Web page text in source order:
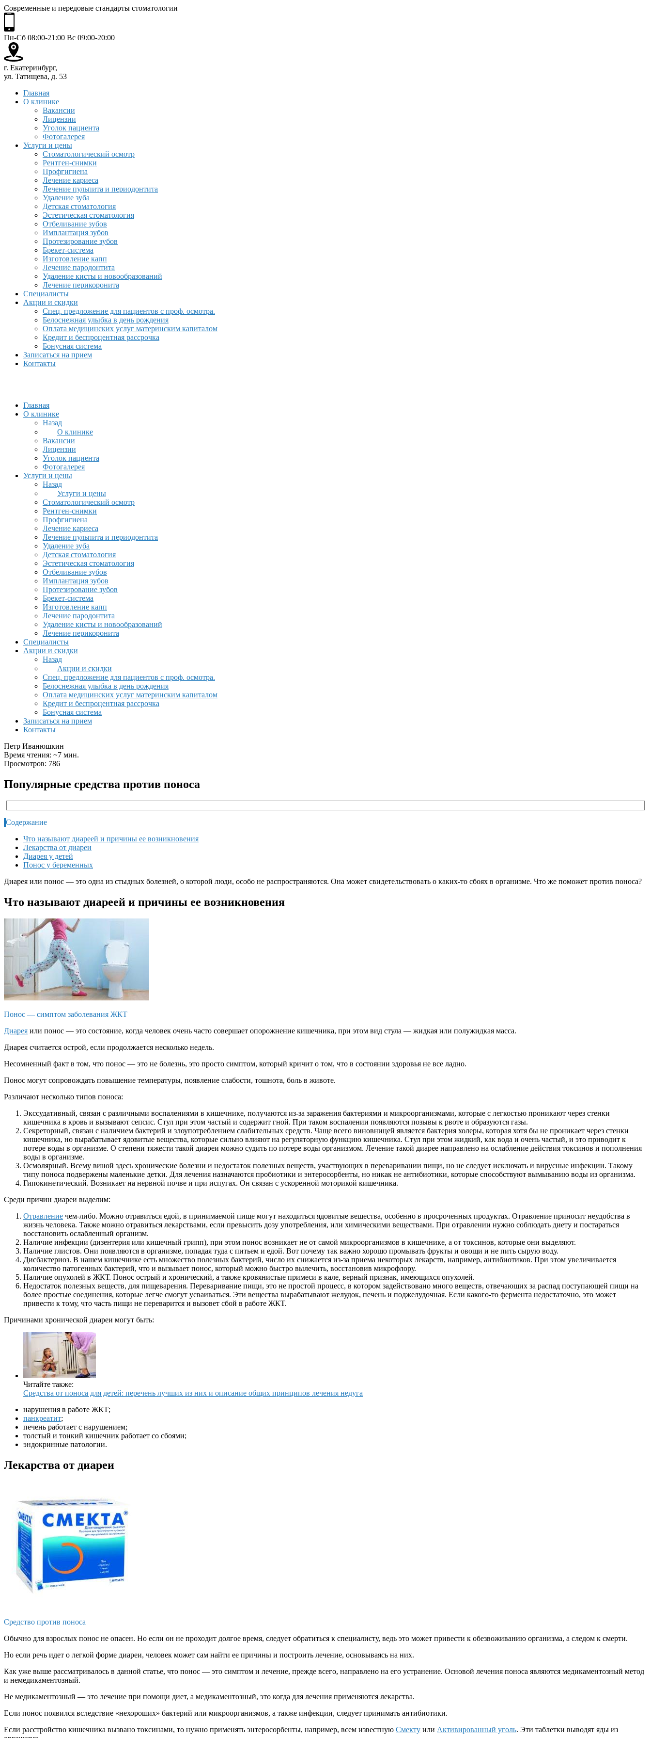
Современные и передовые стандарты стоматологии
Пн-Сб 08:00-21:00 Вс 09:00-20:00
г. Екатеринбург,
ул. Татищева, д. 53
Главная
О клинике
Вакансии
Лицензии
Уголок пациента
Фотогалерея
Услуги и цены
Стоматологический осмотр
Рентген-снимки
Профгигиена
Лечение кариеса
Лечение пульпита и периодонтита
Удаление зуба
Детская стоматология
Эстетическая стоматология
Отбеливание зубов
Имплантация зубов
Протезирование зубов
Брекет-система
Изготовление капп
Лечение пародонтита
Удаление кисты и новообразований
Лечение перикоронита
Специалисты
Акции и скидки
Спец. предложение для пациентов с проф. осмотра.
Белоснежная улыбка в день рождения
Оплата медицинских услуг материнским капиталом
Кредит и беспроцентная рассрочка
Бонусная система
Записаться на прием
Контакты
Главная
О клинике
Назад
О клинике
Вакансии
Лицензии
Уголок пациента
Фотогалерея
Услуги и цены
Назад
Услуги и цены
Стоматологический осмотр
Рентген-снимки
Профгигиена
Лечение кариеса
Лечение пульпита и периодонтита
Удаление зуба
Детская стоматология
Эстетическая стоматология
Отбеливание зубов
Имплантация зубов
Протезирование зубов
Брекет-система
Изготовление капп
Лечение пародонтита
Удаление кисты и новообразований
Лечение перикоронита
Специалисты
Акции и скидки
Назад
Акции и скидки
Спец. предложение для пациентов с проф. осмотра.
Белоснежная улыбка в день рождения
Оплата медицинских услуг материнским капиталом
Кредит и беспроцентная рассрочка
Бонусная система
Записаться на прием
Контакты
Петр Иванюшкин
Время чтения: ~7 мин.
Просмотров: 786
Популярные средства против поноса
Содержание
Что называют диареей и причины ее возникновения
Лекарства от диареи
Диарея у детей
Понос у беременных
Диарея или понос — это одна из стыдных болезней, о которой люди, особо не распространяются. Она может свидетельствовать о каких-то сбоях в организме. Что же поможет против поноса?
Что называют диареей и причины ее возникновения
Понос — симптом заболевания ЖКТ
Диарея или понос — это состояние, когда человек очень часто совершает опорожнение кишечника, при этом вид стула — жидкая или полужидкая масса.
Диарея считается острой, если продолжается несколько недель.
Несомненный факт в том, что понос — это не болезнь, это просто симптом, который кричит о том, что в состоянии здоровья не все ладно.
Понос могут сопровождать повышение температуры, появление слабости, тошнота, боль в животе.
Различают несколько типов поноса:
Экссудативный, связан с различными воспалениями в кишечнике, получаются из-за заражения бактериями и микроорганизмами, которые с легкостью проникают через стенки
кишечника в кровь и вызывают сепсис. Стул при этом частый и содержит гной. При таком воспалении появляются позывы к рвоте и образуются газы.
Секреторный, связан с наличием бактерий и злоупотреблением слабительных средств. Чаще всего виновницей является бактерия холеры, которая хотя бы не проникает через стенки
кишечника, но вырабатывает ядовитые вещества, которые сильно влияют на регуляторную функцию кишечника. Стул при этом жидкий, как вода и очень частый, и это приводит к
потере воды в организме. О степени тяжести такой диареи можно судить по потере воды организмом. Лечение такой диарее направлено на ослабление действия токсинов и пополнения
воды в организме.
Осмолярный. Всему виной здесь хронические болезни и недостаток полезных веществ, участвующих в переваривании пищи, но не следует исключать и вирусные инфекции. Такому
типу поноса подвержены маленькие детки. Для лечения назначаются пробиотики и энтеросорбенты, но никак не антибиотики, которые способствуют вымыванию воды из организма.
Гипокинетический. Возникает на нервной почве и при испугах. Он связан с ускоренной моторикой кишечника.
Среди причин диареи выделим:
Отравление чем-либо. Можно отравиться едой, в принимаемой пище могут находиться ядовитые вещества, особенно в просроченных продуктах. Отравление приносит неудобства в
жизнь человека. Также можно отравиться лекарствами, если превысить дозу употребления, или химическими веществами. При отравлении нужно соблюдать диету и постараться
восстановить ослабленный организм.
Наличие инфекции (дизентерия или кишечный грипп), при этом понос возникает не от самой микроорганизмов в кишечнике, а от токсинов, которые они выделяют.
Наличие глистов. Они появляются в организме, попадая туда с питьем и едой. Вот почему так важно хорошо промывать фрукты и овощи и не пить сырую воду.
Дисбактериоз. В нашем кишечнике есть множество полезных бактерий, число их снижается из-за приема некоторых лекарств, например, антибиотиков. При этом увеличивается
количество патогенных бактерий, что и вызывает понос, который можно быстро вылечить, восстановив микрофлору.
Наличие опухолей в ЖКТ. Понос острый и хронический, а также кровянистые примеси в кале, верный признак, имеющихся опухолей.
Недостаток полезных веществ, для пищеварения. Переваривание пищи, это не простой процесс, в котором задействовано много веществ, отвечающих за распад поступающей пищи на
более простые соединения, которые легче смогут усваиваться. Эти вещества вырабатывают желудок, печень и поджелудочная. Если какого-то фермента недостаточно, это может
привести к тому, что часть пищи не переварится и вызовет сбой в работе ЖКТ.
Причинами хронической диареи могут быть:
Читайте также:
Средства от поноса для детей: перечень лучших из них и описание общих принципов лечения недуга
нарушения в работе ЖКТ;
панкреатит;
печень работает с нарушением;
толстый и тонкий кишечник работает со сбоями;
эндокринные патологии.
Лекарства от диареи
Средство против поноса
Обычно для взрослых понос не опасен. Но если он не проходит долгое время, следует обратиться к специалисту, ведь это может привести к обезвоживанию организма, а следом к смерти.
Но если речь идет о легкой форме диареи, человек может сам найти ее причины и построить лечение, основываясь на них.
Как уже выше рассматривалось в данной статье, что понос — это симптом и лечение, прежде всего, направлено на его устранение. Основой лечения поноса являются медикаментозный метод
и немедикаментозный.
Не медикаментозный — это лечение при помощи диет, а медикаментозный, это когда для лечения применяются лекарства.
Если понос появился вследствие «нехороших» бактерий или микроорганизмов, а также инфекции, следует принимать антибиотики.
Если расстройство кишечника вызвано токсинами, то нужно применять энтеросорбенты, например, всем известную Смекту или Активированный уголь. Эти таблетки выводят яды из